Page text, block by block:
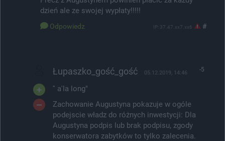
dzień ale ze swojej wypłaty!!!!!
Odpowiedz IP: 37.47.xx7.xx6 #
-5
Łupaszko_gość_gość 05.12.2019, 14:46
'' a'la long"
Zachowanie Augustyna pokazuje w ogóle
podejscie władz do różnych inwestycji: Dla
Augustyna podpis lub brak podpisu, zgody
konserwatora zabytków to tylko zalecenia.